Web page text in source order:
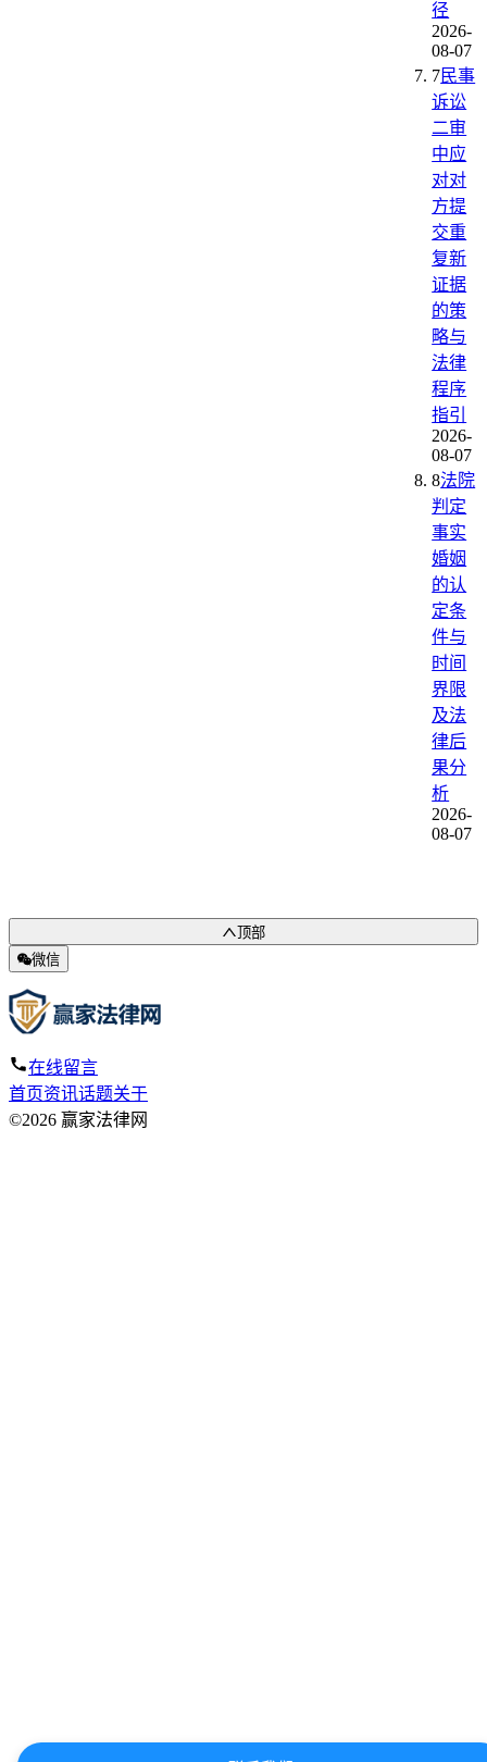
径
2026-
08-07
7民事
诉讼
二审
中应
对对
方提
交重
复新
证据
的策
略与
法律
程序
指引
2026-
08-07
8法院
判定
事实
婚姻
的认
定条
件与
时间
界限
及法
律后
果分
析
2026-
08-07
顶部
微信
在线留言
首页资讯话题关于
©2026 赢家法律网